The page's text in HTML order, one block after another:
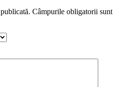
Câmpurile obligatorii sunt